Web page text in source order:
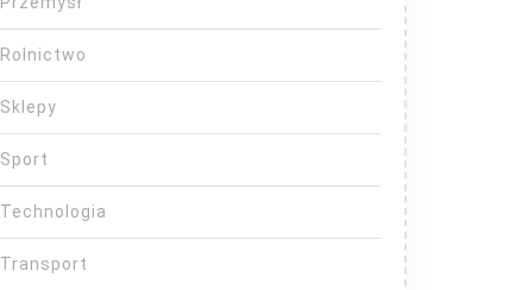
Rolnictwo
Sklepy
Sport
Technologia
Transport